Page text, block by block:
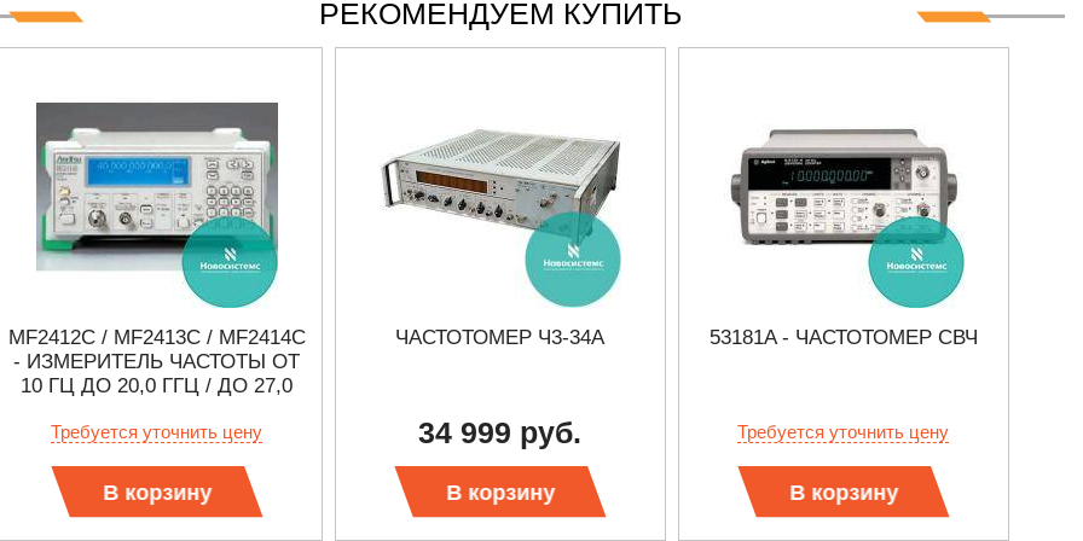
РЕКОМЕНДУЕМ КУПИТЬ
MF2412C / MF2413C / MF2414C
- ИЗМЕРИТЕЛЬ ЧАСТОТЫ ОТ
10 ГЦ ДО 20,0 ГГЦ / ДО 27,0
Требуется уточнить цену
В корзину
ЧАСТОТОМЕР Ч3-34А
34 999 руб.
В корзину
53181A - ЧАСТОТОМЕР СВЧ
Требуется уточнить цену
В корзину